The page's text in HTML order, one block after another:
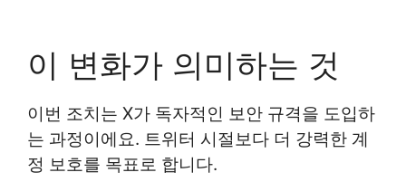
이 변화가 의미하는 것
이번 조치는 X가 독자적인 보안 규격을 도입하
는 과정이에요. 트위터 시절보다 더 강력한 계
정 보호를 목표로 합니다.